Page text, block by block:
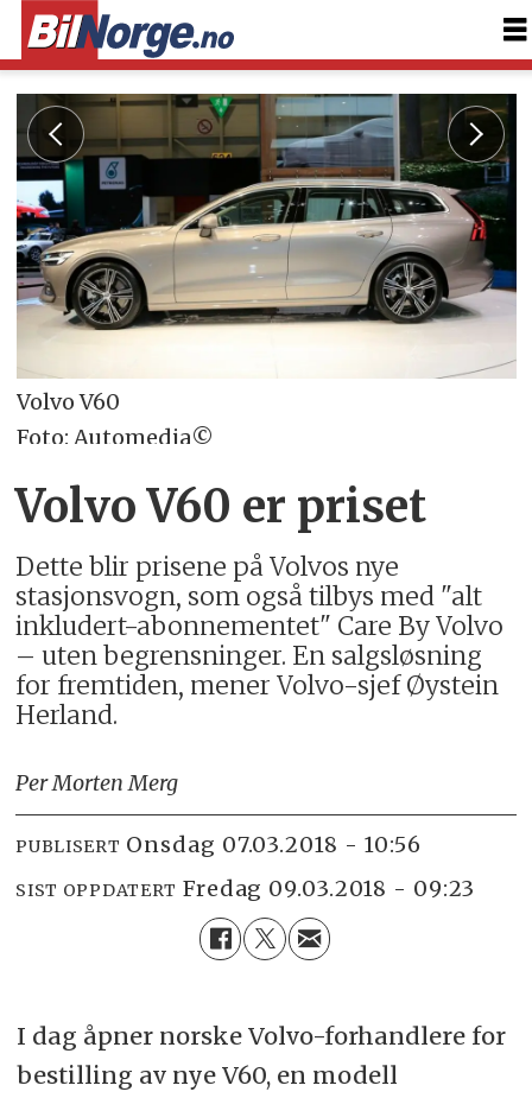
Volvo V60
Foto: Automedia©
Volvo V60 er priset
Dette blir prisene på Volvos nye
stasjonsvogn, som også tilbys med "alt
inkludert-abonnementet" Care By Volvo
– uten begrensninger. En salgsløsning
for fremtiden, mener Volvo-sjef Øystein
Herland.
Per Morten Merg
PUBLISERT onsdag 07.03.2018 - 10:56
SIST OPPDATERT fredag 09.03.2018 - 09:23
I dag åpner norske Volvo-forhandlere for
bestilling av nye V60, en modell